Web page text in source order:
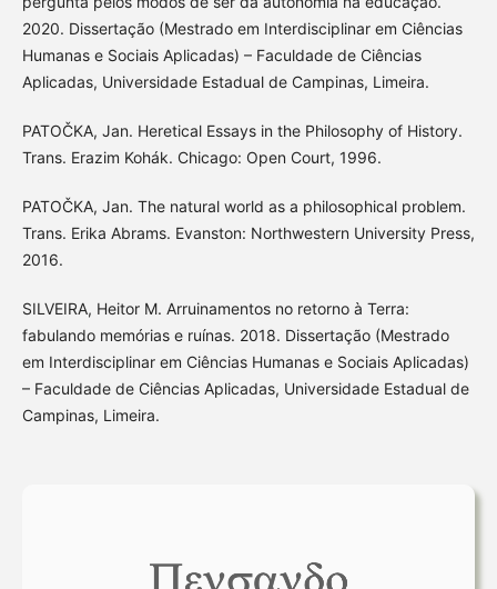
2020. Dissertação (Mestrado em Interdisciplinar em Ciências
Humanas e Sociais Aplicadas) – Faculdade de Ciências
Aplicadas, Universidade Estadual de Campinas, Limeira.
PATOČKA, Jan. Heretical Essays in the Philosophy of History.
Trans. Erazim Kohák. Chicago: Open Court, 1996.
PATOČKA, Jan. The natural world as a philosophical problem.
Trans. Erika Abrams. Evanston: Northwestern University Press,
2016.
SILVEIRA, Heitor M. Arruinamentos no retorno à Terra:
fabulando memórias e ruínas. 2018. Dissertação (Mestrado
em Interdisciplinar em Ciências Humanas e Sociais Aplicadas)
– Faculdade de Ciências Aplicadas, Universidade Estadual de
Campinas, Limeira.